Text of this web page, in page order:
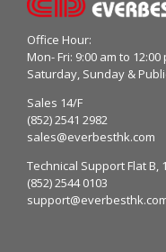
Office Hour:
Mon- Fri: 9:00 am to
Saturday, Sunday &
Sales 14/F
(852) 2541 2982
sales@everbesthk.com
Technical Support Flat B,
(852) 2544 0103